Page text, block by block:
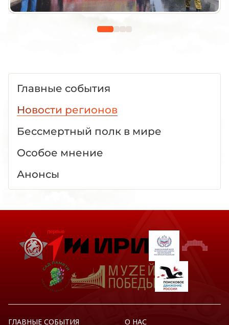
Главные события
Новости регионов
Бессмертный полк в мире
Особое мнение
Анонсы
ГЛАВНЫЕ СОБЫТИЯ О НАС